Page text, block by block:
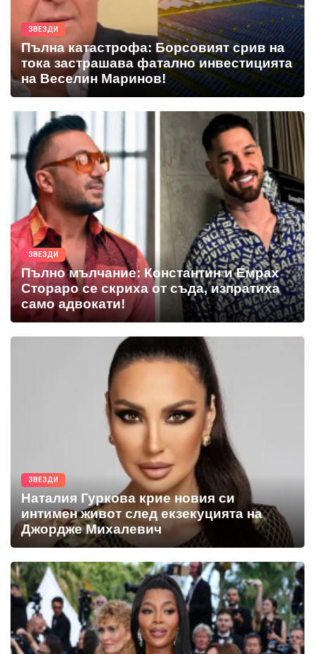
ЗВЕЗДИ
Пълна катастрофа: Борсовият срив на
тока застрашава фатално инвестицията
на Веселин Маринов!
ЗВЕЗДИ
Пълно мълчание: Константин и Емрах
Стораро се скриха от съда, изпратиха
само адвокати!
ЗВЕЗДИ
Наталия Гуркова крие новия си
интимен живот след екзекуцията на
Джордже Михалевич